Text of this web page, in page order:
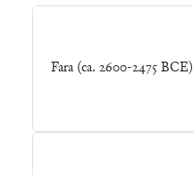
Fara (ca. 2600-2475 BCE)